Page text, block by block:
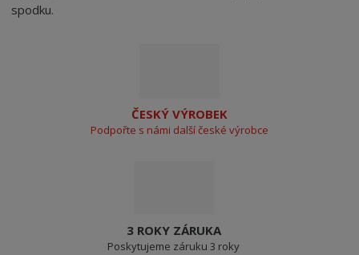
spodku.
ČESKÝ VÝROBEK
Podpořte s námi další české výrobce
3 ROKY ZÁRUKA
Poskytujeme záruku 3 roky